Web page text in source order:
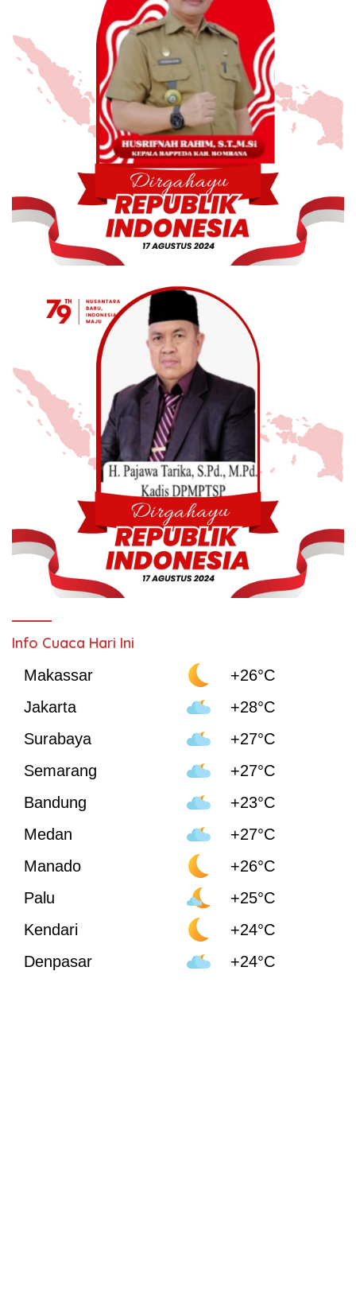
Info Cuaca Hari Ini
Makassar
+26°C
Jakarta
+28°C
Surabaya
+27°C
Semarang
+27°C
Bandung
+23°C
Medan
+27°C
Manado
+26°C
Palu
+25°C
Kendari
+24°C
Denpasar
+24°C